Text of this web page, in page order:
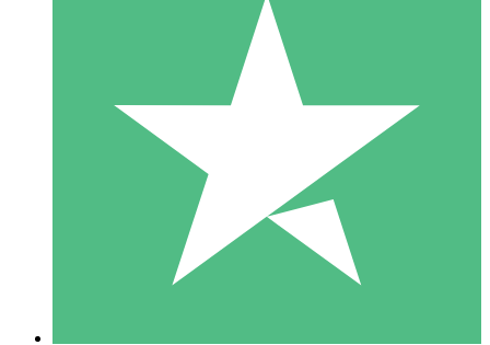
Packs de Crédits Individuels
Payez à l'utilisation avec des crédits de téléchargement. Sans
1 Téléchargement
10 00